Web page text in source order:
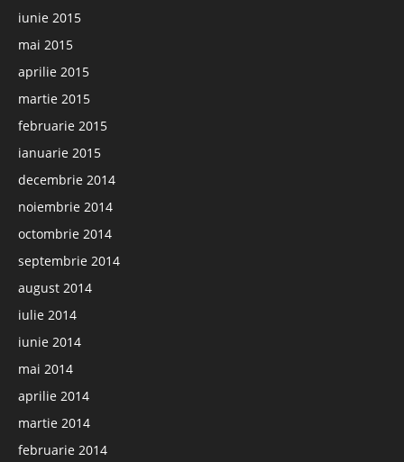
iunie 2015
mai 2015
aprilie 2015
martie 2015
februarie 2015
ianuarie 2015
decembrie 2014
noiembrie 2014
octombrie 2014
septembrie 2014
august 2014
iulie 2014
iunie 2014
mai 2014
aprilie 2014
martie 2014
februarie 2014